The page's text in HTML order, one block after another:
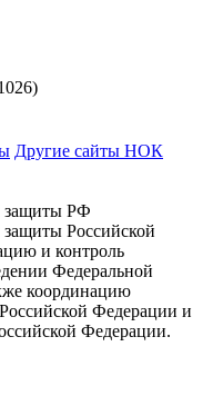
Другие сайты НОК
защиты РФ
Российской
и контроль
Федеральной
координацию
Федерации и
Федерации.